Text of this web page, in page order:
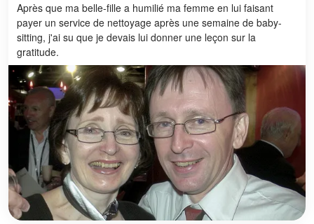
Après que ma belle-fille a humilié ma femme en lui faisant
payer un service de nettoyage après une semaine de baby-
sitting, j'ai su que je devais lui donner une leçon sur la
gratitude.